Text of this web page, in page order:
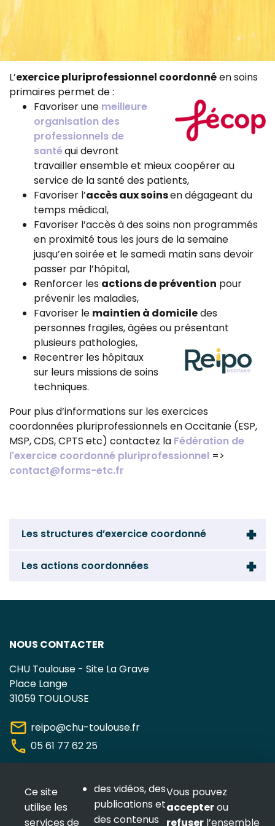
L’exercice pluriprofessionnel coordonnéen soins
primaires permet de :
Favoriser une meilleure
organisation des
professionnels de
santéqui devront
travailler ensemble et mieux coopérer au
service de la santé des patients,
Favoriser l’accès aux soinsen dégageant du
temps médical,
Favoriser l’accès à des soins non programmés
en proximité tous les jours de la semaine
jusqu’en soirée et le samedi matin sans devoir
passer par l’hôpital,
Renforcer les actions de prévention pour
prévenir les maladies,
Favoriser le maintien à domiciledes
personnes fragiles, âgées ou présentant
plusieurs pathologies,
Recentrer les hôpitaux
sur leurs missions de soins
techniques.
Pour plus d’informations sur les exercices
coordonnées pluriprofessionnels en Occitanie (ESP,
MSP, CDS, CPTS etc) contactez la Fédération de
l'exercice coordonné pluriprofessionnel =>
contact@forms-etc.fr
Les structures d’exercice coordonné
Les actions coordonnées
NOUS CONTACTER
CHU Toulouse - Site La Grave
Place Lange
31059 TOULOUSE
mail reipo@chu-toulouse.fr
phone 05 61 77 62 25
Ce site
utilise les
services de
des vidéos, des
publications et
des contenus
Vous pouvez
accepterou
refuser l’ensemble